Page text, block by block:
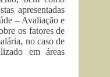
apresentadas
– Avaliação e
os fatores de
no caso de
em áreas